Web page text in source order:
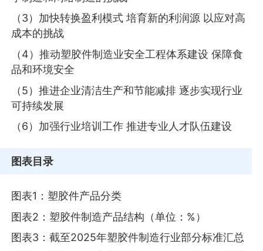
（3）加快转换盈利模式 培育新的利润源 以应对高
成本的挑战
（4）推动塑胶件制造业安全工程体系建设 保障食
品和环境安全
（5）推进企业清洁生产和节能减排 逐步实现行业
可持续发展
（6）加强行业培训工作 推进专业人才队伍建设
图表目录
图表1：塑胶件产品分类
图表2：塑胶件制造产品结构（单位：%）
图表3：截至2025年塑胶件制造行业部分标准汇总